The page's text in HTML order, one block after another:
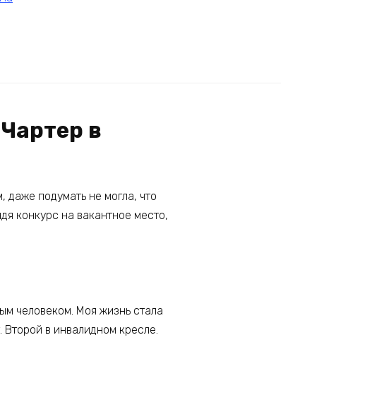
в
даже подумать не могла, что
конкурс на вакантное место,
человеком. Моя жизнь стала
в инвалидном кресле.